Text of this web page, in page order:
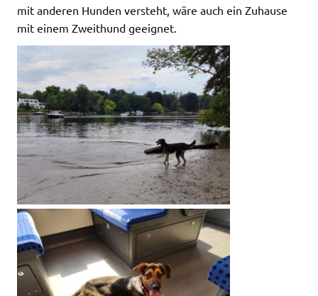
mit anderen Hunden versteht, wäre auch ein Zuhause
mit einem Zweithund geeignet.